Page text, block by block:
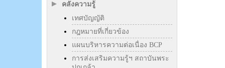
คลังความรู้
เทศบัญญัติ
กฎหมายที่เกี่ยวข้อง
แผนบริหารความต่อเนื่อง BCP
การส่งเสริมความรู้ฯ สถาบันพระ